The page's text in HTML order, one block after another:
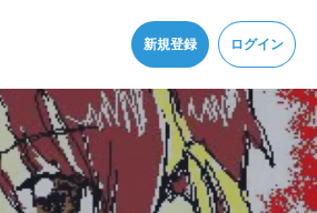
新規登録 ログイン
日付で プライパシーポリシーを改定しました。
取るにはここをクリックします
アプリでさらに快適に！
アプリをインストール